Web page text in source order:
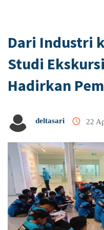
Dari Industri
Studi
Hadirkan
deltasari access_time 22